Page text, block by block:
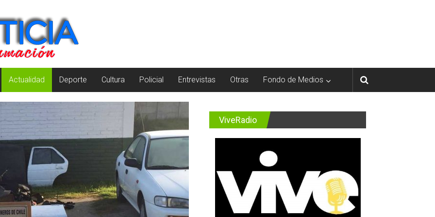
Actualidad Deporte Cultura Policial Entrevistas Otras Fondo de Medios
ViveRadio